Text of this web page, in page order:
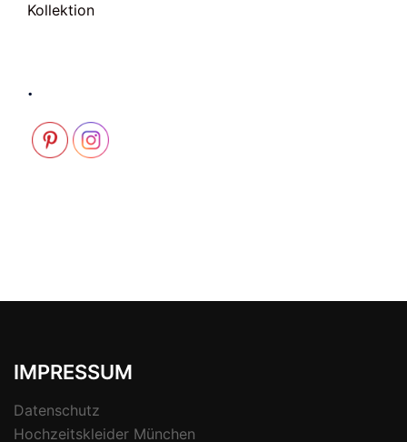
Kollektion
.
IMPRESSUM
Datenschutz
Hochzeitskleider München